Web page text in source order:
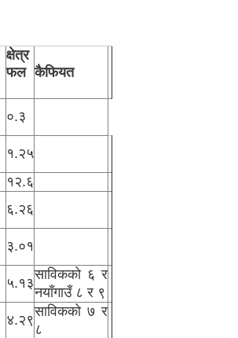
क्षेत्र
फल कैफियत
०.३
१.२५
१२.६
६.२६
३.०१
५.१३
साविकको ६ र
नयाँगाउँ ८ र ९
४.२९
साविकको ७ र
८